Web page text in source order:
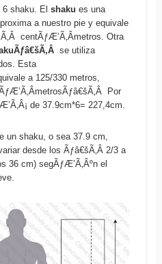
shaku. El shaku es una
a nuestro pie y equivale
centÃƒÆ’Ã‚Â­metros. Otra
se utiliza
Esta
a 125/330 metros,
Por
de 37.9cm*6= 227,4cm.
un shaku, o sea 37.9 cm,
desde los Ãƒâ€šÃ‚Â 2/3 a
36 cm) segÃƒÆ’Ã‚Âºn el